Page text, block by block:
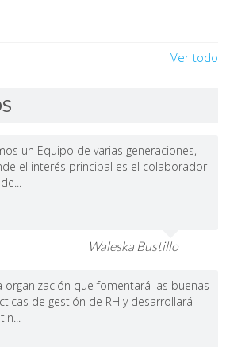
Ver todo
un Equipo de varias generaciones,
el interés principal es el colaborador
Waleska Bustillo
organización que fomentará las buenas
de gestión de RH y desarrollará